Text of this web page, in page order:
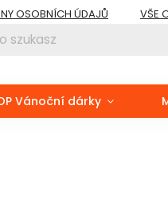
OSOBNÍCH ÚDAJŮ VŠE
Vánoční dárky